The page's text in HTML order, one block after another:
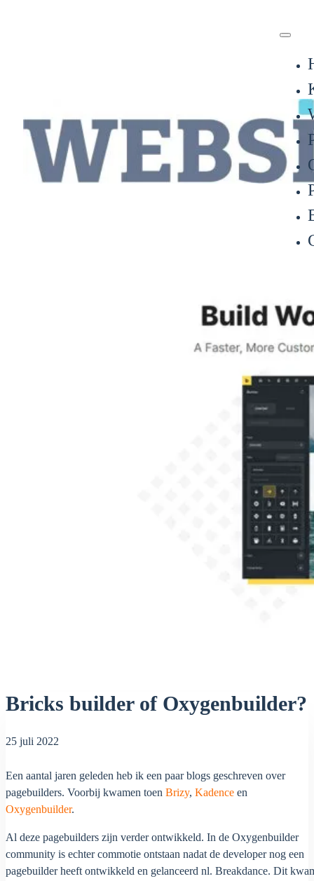
Bricks builder of Oxygenbuilder?
25 juli 2022
Een aantal jaren geleden heb ik een paar blogs geschreven over
pagebuilders. Voorbij kwamen toen Brizy, Kadence en
Oxygenbuilder.
Al deze pagebuilders zijn verder ontwikkeld. In de Oxygenbuilder
community is echter commotie ontstaan nadat de developer nog een
pagebuilder heeft ontwikkeld en gelanceerd nl. Breakdance. Dit